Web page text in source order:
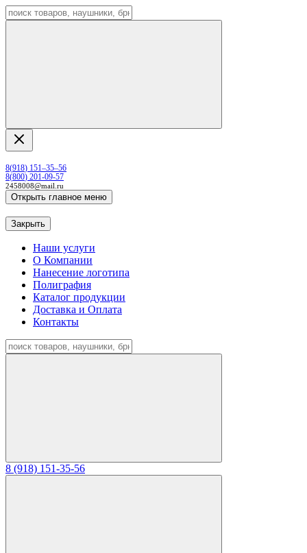
8(918) 151–35–56
8(800) 201-09-57
2458008@mail.ru
Открыть главное меню
Закрыть
Наши услуги
О Компании
Нанесение логотипа
Полиграфия
Каталог продукции
Доставка и Оплата
Контакты
8 (918) 151-35-56